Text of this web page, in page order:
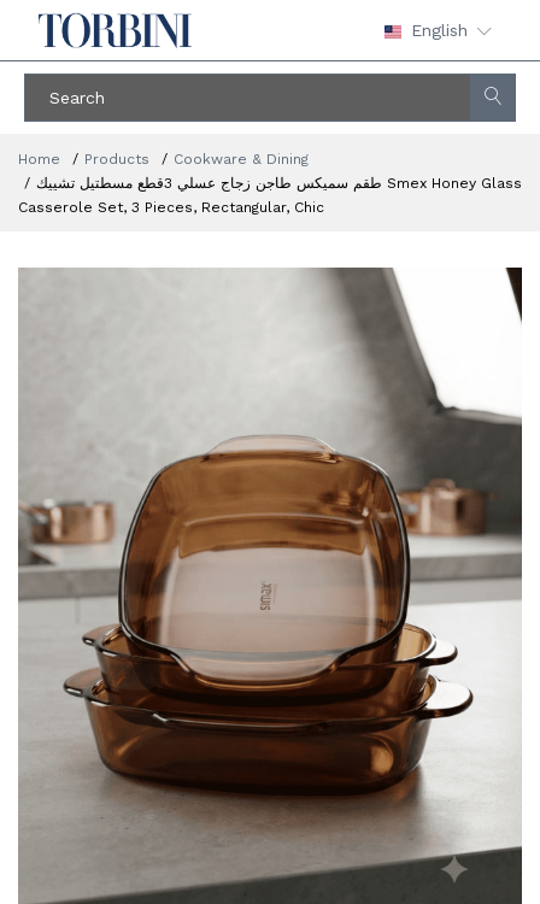
English
Home Products
Cookware & Dining
طقم سميكس طاجن زجاج عسلي 3قطع مسطتيل تشييك Smex Honey Glass
Casserole Set, 3 Pieces, Rectangular, Chic